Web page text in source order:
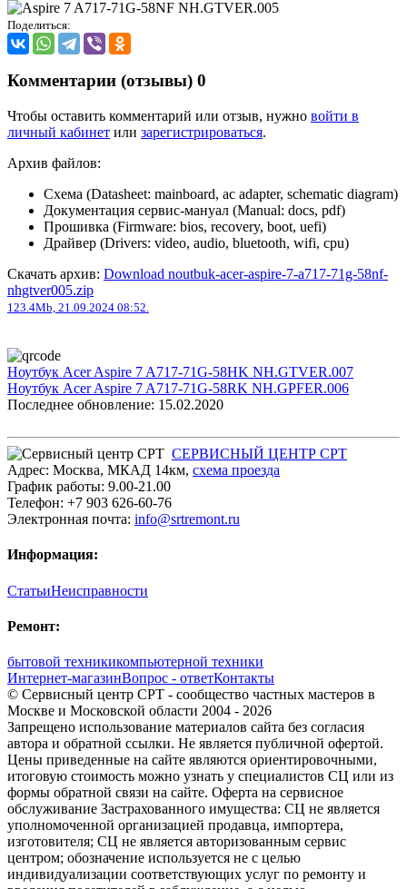
Поделиться:
Комментарии (отзывы) 0
Чтобы оставить комментарий или отзыв, нужно войти в
личный кабинет или зарегистрироваться.
Архив файлов:
Схема (Datasheet: mainboard, ac adapter, schematic diagram)
Документация сервис-мануал (Manual: docs, pdf)
Прошивка (Firmware: bios, recovery, boot, uefi)
Драйвер (Drivers: video, audio, bluetooth, wifi, cpu)
Скачать архив: Download noutbuk-acer-aspire-7-a717-71g-58nf-
nhgtver005.zip
123.4Mb, 21.09.2024 08:52.
Ноутбук Acer Aspire 7 A717-71G-58HK NH.GTVER.007
Ноутбук Acer Aspire 7 A717-71G-58RK NH.GPFER.006
Последнее обновление: 15.02.2020
СЕРВИСНЫЙ ЦЕНТР СРТ
Адрес: Москва, МКАД 14км, cхема проезда
График работы: 9.00-21.00
Телефон: +7 903 626-60-76
Электронная почта: info@srtremont.ru
Информация:
СтатьиНеисправности
Ремонт:
бытовой техникикомпьютерной техники
Интернет-магазинВопрос - ответКонтакты
© Сервисный центр СРТ - сообщество частных мастеров в
Москве и Московской области 2004 - 2026
Запрещено использование материалов сайта без согласия
автора и обратной ссылки. Не является публичной офертой.
Цены приведенные на сайте являются ориентировочными,
итоговую стоимость можно узнать у специалистов СЦ или из
формы обратной связи на сайте. Оферта на сервисное
обслуживание Застрахованного имущества: СЦ не является
уполномоченной организацией продавца, импортера,
изготовителя; СЦ не является авторизованным сервис
центром; обозначение используется не с целью
индивидуализации соответствующих услуг по ремонту и